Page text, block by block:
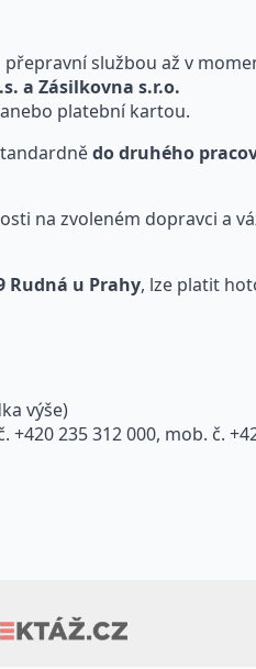
službou až v
a Zásilkovna s.r.o.
platební kartou.
do druhého
na zvoleném dopravci a
Rudná u Prahy, lze platit
výše)
235 312 000, mob. č.